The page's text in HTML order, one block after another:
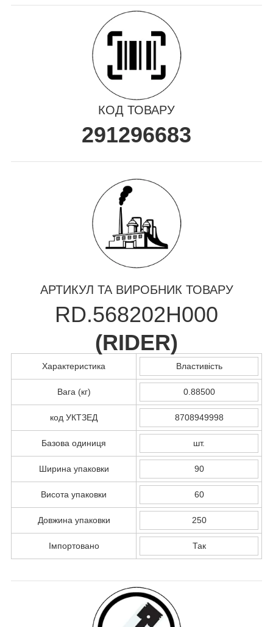
КОД ТОВАРУ
291296683
АРТИКУЛ ТА ВИРОБНИК ТОВАРУ
RD.568202H000
(RIDER)
Характеристика Властивість
Вага (кг) 0.88500
код УКТЗЕД 8708949998
Базова одиниця шт.
Ширина упаковки 90
Висота упаковки 60
Довжина упаковки 250
Імпортовано Так